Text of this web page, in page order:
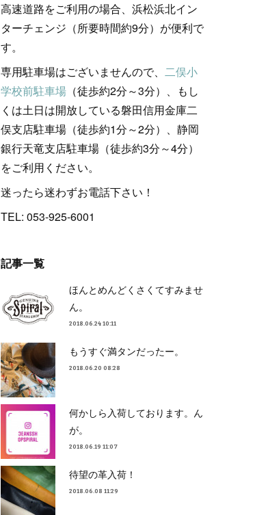
高速道路をご利用の場合、浜松浜北イン
ターチェンジ（所要時間約9分）が便利で
す。
専用駐車場はございませんので、 二俣小
学校前駐車場 （徒歩約2分～3分）、もし
くは土日は開放している磐田信用金庫二
俣支店駐車場（徒歩約1分～2分）、静岡
銀行天竜支店駐車場（徒歩約3分～4分）
をご利用ください。
迷ったら迷わずお電話下さい！
TEL: 053-925-6001
記事一覧
ほんとめんどくさくてすみませ
ん。
2018.06.24 10:11
もうすぐ満タンだったー。
2018.06.20 08:28
何かしら入荷しております。ん
が。
2018.06.19 11:07
待望の革入荷！
2018.06.08 11:29